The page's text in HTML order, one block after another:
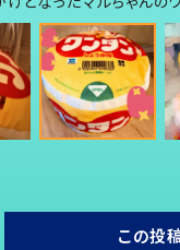
この投